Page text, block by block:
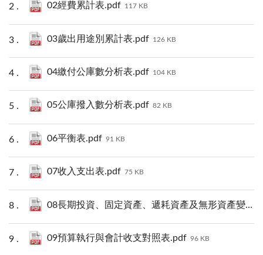
02經費累計表.pdf 117 KB
03歲出用途別累計表.pdf 126 KB
04繳付公庫數分析表.pdf 104 KB
05公庫撥入數分析表.pdf 82 KB
06平衡表.pdf 91 KB
07收入支出表.pdf 75 KB
08長期投資、固定資產、遞耗資產及無形資產變動表.pdf
09預算執行與會計收支對照表.pdf 96 KB